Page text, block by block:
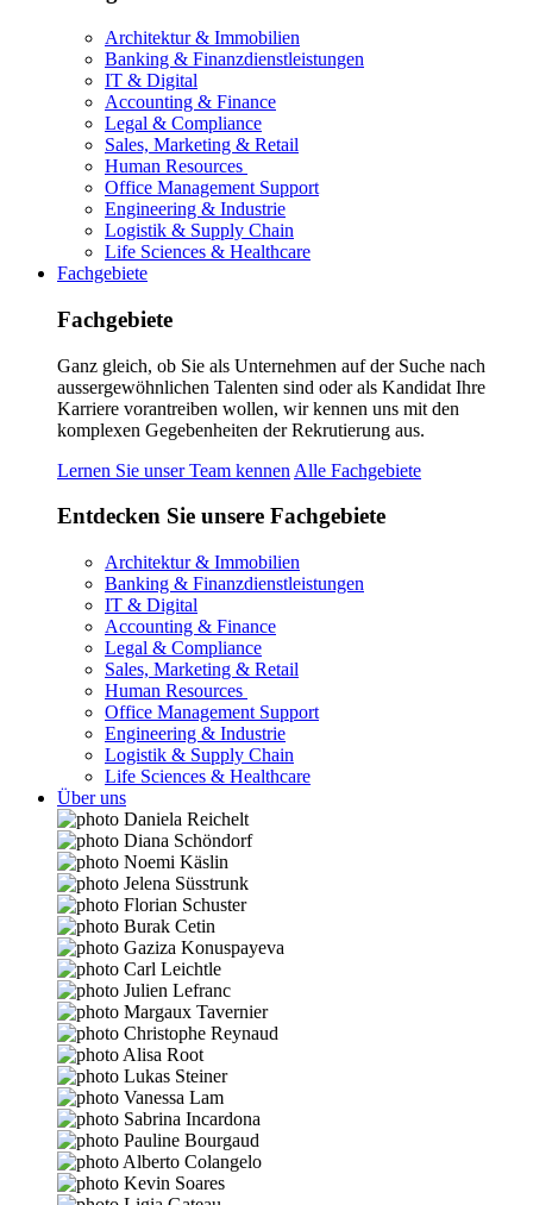
Architektur & Immobilien
Banking & Finanzdienstleistungen
IT & Digital
Accounting & Finance
Legal & Compliance
Sales, Marketing & Retail
Human Resources
Office Management Support
Engineering & Industrie
Logistik & Supply Chain
Life Sciences & Healthcare
Fachgebiete
Fachgebiete
Ganz gleich, ob Sie als Unternehmen auf der Suche nach
aussergewöhnlichen Talenten sind oder als Kandidat Ihre
Karriere vorantreiben wollen, wir kennen uns mit den
komplexen Gegebenheiten der Rekrutierung aus.
Lernen Sie unser Team kennen Alle Fachgebiete
Entdecken Sie unsere Fachgebiete
Architektur & Immobilien
Banking & Finanzdienstleistungen
IT & Digital
Accounting & Finance
Legal & Compliance
Sales, Marketing & Retail
Human Resources
Office Management Support
Engineering & Industrie
Logistik & Supply Chain
Life Sciences & Healthcare
Über uns